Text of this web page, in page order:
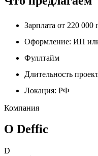
Зарплата от 220 000
Оформление: ИП
Фуллтайм
Длительность
Локация: РФ
Компания
О Deffic
D